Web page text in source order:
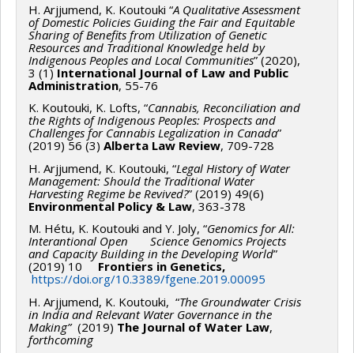
H. Arjjumend, K. Koutouki “A Qualitative Assessment
of Domestic Policies Guiding the Fair and Equitable
Sharing of Benefits from Utilization of Genetic
Resources and Traditional Knowledge held by
Indigenous Peoples and Local Communities” (2020),
3 (1) International Journal of Law and Public
Administration, 55-76
K. Koutouki, K. Lofts, “Cannabis, Reconciliation and
the Rights of Indigenous Peoples: Prospects and
Challenges for Cannabis Legalization in Canada”
(2019) 56 (3) Alberta Law Review, 709-728
H. Arjjumend, K. Koutouki, “Legal History of Water
Management: Should the Traditional Water
Harvesting Regime be Revived?” (2019) 49(6)
Environmental Policy & Law, 363-378
M. Hétu, K. Koutouki and Y. Joly, “Genomics for All:
Interantional Open Science Genomics Projects
and Capacity Building in the Developing World”
(2019) 10 Frontiers in Genetics,
https://doi.org/10.3389/fgene.2019.00095
H. Arjjumend, K. Koutouki, “The Groundwater Crisis
in India and Relevant Water Governance in the
Making”(2019) The Journal of Water Law,
forthcoming